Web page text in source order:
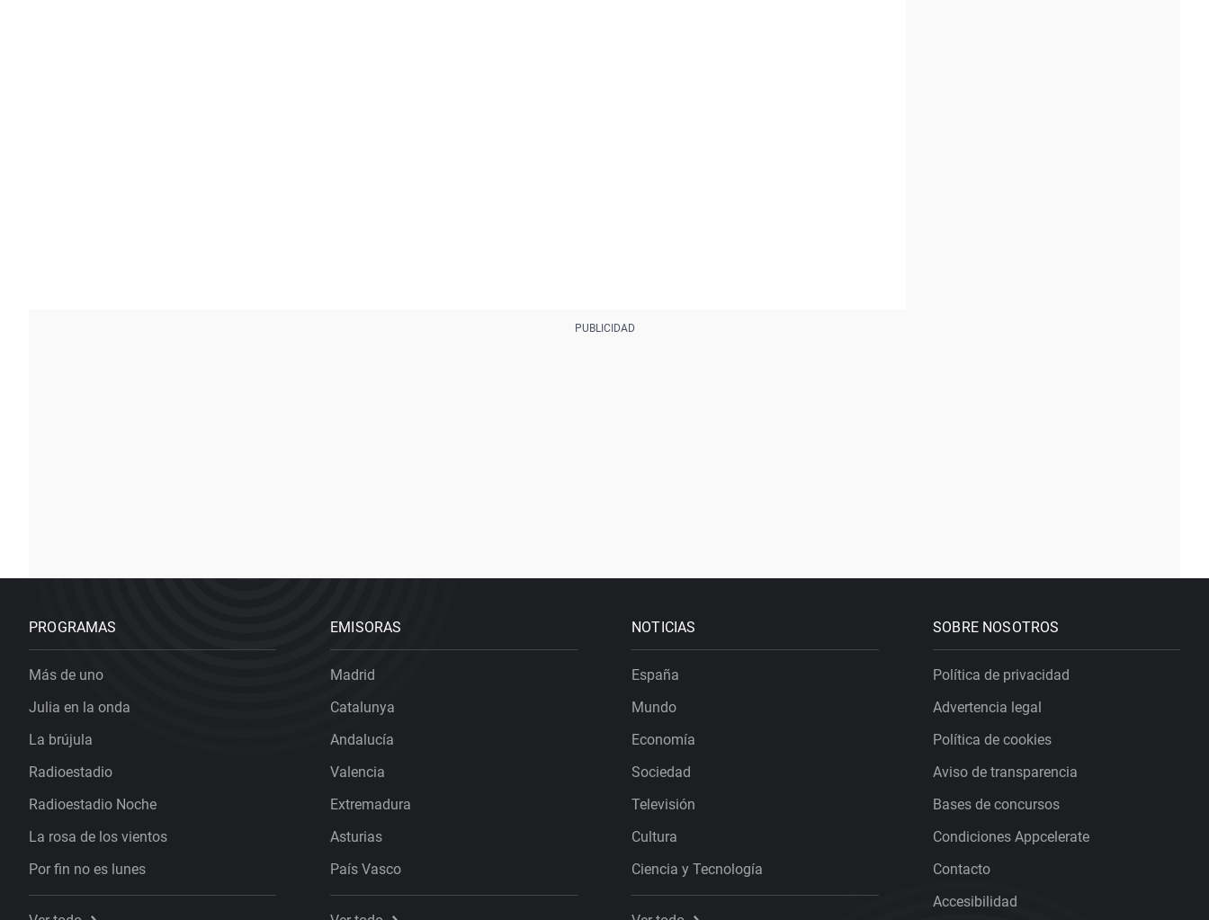
PROGRAMAS
Más de uno
Julia en la onda
La brújula
Radioestadio
Radioestadio Noche
La rosa de los vientos
Por fin no es lunes
EMISORAS
Madrid
Catalunya
Andalucía
Valencia
Extremadura
Asturias
País Vasco
NOTICIAS
España
Mundo
Economía
Sociedad
Televisión
Cultura
Ciencia y Tecnología
SOBRE NOSOTROS
Política de privacidad
Advertencia legal
Política de cookies
Aviso de transparencia
Bases de concursos
Condiciones Appcelerate
Contacto
Accesibilidad